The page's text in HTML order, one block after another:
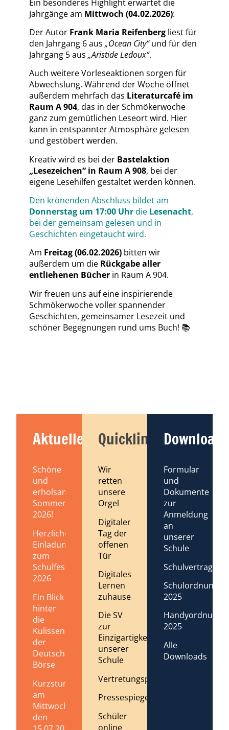
Ein besonderes Highlight erwartet die
Jahrgänge am Mittwoch (04.02.2026):
Der Autor Frank Maria Reifenberg liest für
den Jahrgang 6 aus „Ocean City“und für den
Jahrgang 5 aus „Aristide Ledoux“.
Auch weitere Vorleseaktionen sorgen für
Abwechslung. Während der Woche öffnet
außerdem mehrfach das Literaturcafé im
Raum A 904, das in der Schmökerwoche
ganz zum gemütlichen Leseort wird. Hier
kann in entspannter Atmosphäre gelesen
und gestöbert werden.
Kreativ wird es bei der Bastelaktion
„Lesezeichen“ in Raum A 908, bei der
eigene Lesehilfen gestaltet werden können.
Den krönenden Abschluss bildet am
Donnerstag um 17:00 Uhrdie Lesenacht,
bei der gemeinsam gelesen und in
Geschichten eingetaucht wird.
Am Freitag (06.02.2026) bitten wir
außerdem um die Rückgabe aller
entliehenen Bücher in Raum A 904.
Wir freuen uns auf eine inspirierende
Schmökerwoche voller spannender
Geschichten, gemeinsamer Lesezeit und
schöner Begegnungen rund ums Buch! 📚
Aktuelles
Schöne
und
erholsame
Sommerferien
2026!
Herzliche
Einladung
zum
Schulfest
2026
Ein Blick
hinter
die
Kulissen
der
Deutschen
Börse
Kurzstundenregelung
am
Mittwoch,
den
Quicklinks
Wir
retten
unsere
Orgel
Digitaler
Tag der
offenen
Tür
Digitales
Lernen
zuhause
Die SV
zur
Einzigartigkeit
unserer
Schule
Vertretungsplan
Pressespiegel
Schüler
online
Downloads
Formular
und
Dokumente
zur
Anmeldung
an
unserer
Schule
Schulvertrag
Schulordnung
2025
Handyordnung
2025
Alle
Downloads